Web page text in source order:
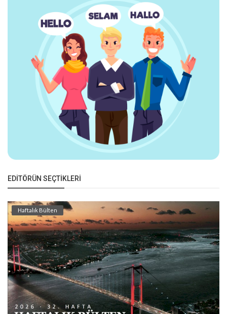
EDITÖRÜN SEÇTIKLERI
Haftalık Bülten